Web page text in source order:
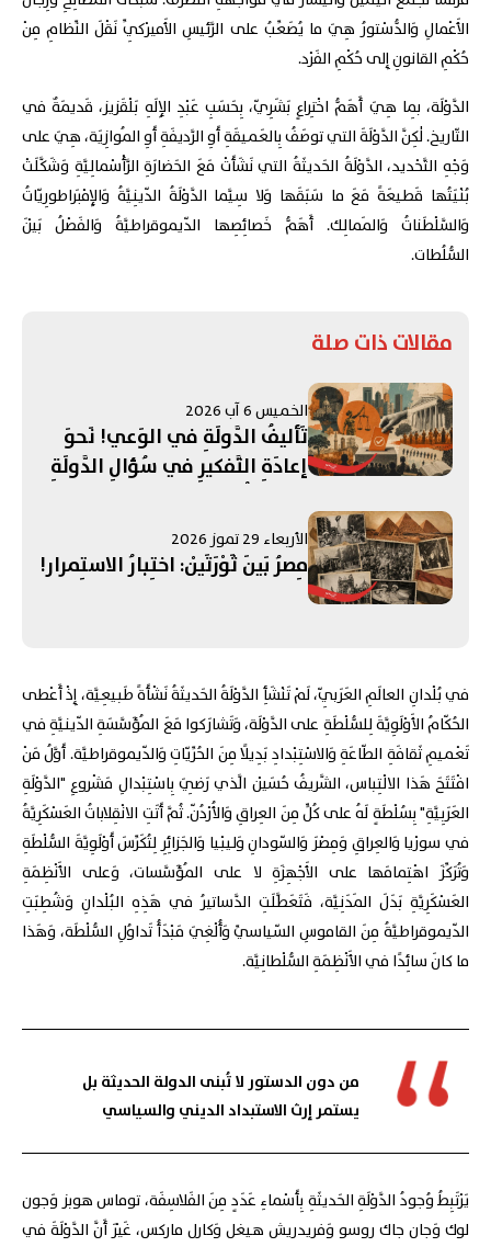
الأَعْمالِ وَالدُّسْتورُ هِيَ ما يُصَعِّبُ على الرَّئيسِ الأَميرْكِيِّ نَقْلَ النِّظامِ مِنْ
حُكْمِ القانونِ إِلى حُكْمِ الفَرْد.
الدَّوْلَة، بِما هِيَ أَهَمُّ اخْتِراعٍ بَشَرِيّ، بِحَسَبِ عَبْدِ الإِلَهِ بَلْقَزيز، قَديمَةٌ في
التّاريخ. لٰكِنَّ الدَّوْلَةَ التي توصَفُ بِالعَميقَةِ أَوِ الرَّديفَةِ أَوِ المُوازِيَة، هِيَ على
وَجْهِ التَّحْديد، الدَّوْلَةُ الحَديثَةُ التي نَشَأَتْ مَعَ الحَضارَةِ الرَّأْسْمالِيَّةِ وَشَكَّلَتْ
بُنْيَتُها قَطيعَةً مَعَ ما سَبَقَها وَلا سِيَّما الدَّوْلَةُ الدّينِيَّةُ وَالإِمْبَراطورِيّاتُ
وَالسَّلْطَناتُ وَالمَمالِك. أَهَمُّ خَصائِصِها الدّيموقراطيَّةُ وَالفَصْلُ بَيْنَ
السُّلُطات.
مقالات ذات صلة
الخميس 6 آب 2026
تَأليفُ الدَّولَةِ في الوَعي! نَحوَ
إعادَةِ التَّفكيرِ في سُؤالِ الدَّولَةِ
الأربعاء 29 تموز 2026
مِصرُ بَينَ ثَوْرَتَيْن: اختِبارُ الاستِمرار!
في بُلْدانِ العالَمِ العَرَبِيّ، لَمْ تَنْشَأِ الدَّوْلَةُ الحَديثَةُ نَشْأَةً طَبيعِيَّة، إِذْ أَعْطى
الحُكّامُ الأَوْلَوِيَّةَ لِلسُّلْطَةِ على الدَّوْلَة، وَتَشارَكوا مَعَ المُؤَسَّسَةِ الدّينيَّةِ في
تَعْميمِ ثَقافَةِ الطّاعَةِ وَالاسْتِبْدادِ بَدِيلًا مِنَ الحُرِّيّاتِ وَالدّيموقراطيَّة. أَوَّلُ مَنْ
افْتَتَحَ هَذا الالْتِباس، الشَّريفُ حُسَيْن الَّذي رَضِيَ بِاسْتِبْدالِ مَشْروعِ "الدَّوْلَةِ
العَرَبِيَّةِ" بِسُلْطَةٍ لَهُ على كُلٍّ مِنَ العِراقِ وَالأُرْدُنّ. ثُمَّ أَتَتِ الانْقِلاباتُ العَسْكَرِيَّةُ
في سورْيا وَالعِراقِ وَمِصْرَ وَالسّودانِ وَليبْيا وَالجَزائِرِ لِتُكَرِّسَ أَوْلَوِيَّةَ السُّلْطَةِ
وَتُرَكِّزَ اهْتِمامَها على الأَجْهِزَةِ لا على المُؤَسَّسات، وَعلى الأَنْظِمَةِ
العَسْكَرِيَّةِ بَدَلَ المَدَنِيَّة، فَتَعَطَّلَتِ الدَّساتيرُ في هَذِهِ البُلْدانِ وَشُطِبَتِ
الدّيموقراطيَّةُ مِنَ القاموسِ السّياسيِّ وَأُلْغِيَ مَبْدَأُ تَداوُلِ السُّلْطَة، وَهَذا
ما كانَ سائِدًا في الأَنْظِمَةِ السُّلْطانِيَّة.
من دون الدستور لا تُبنى الدولة الحديثة بل
يستمر إرث الاستبداد الديني والسياسي
يَرْتَبِطُ وُجودُ الدَّوْلَةِ الحَديثَةِ بِأَسْماءِ عَدَدٍ مِنَ الفَلاسِفَة، توماس هوبز وَجون
لوك وَجان جاك روسو وَفريدريش هيغل وَكارل ماركس، غَيْرَ أَنَّ الدَّوْلَةَ في